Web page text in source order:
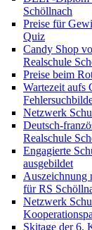
Schöllnach
Preise für
Quiz
Candy Shop
Realschule
Preise beim
Wartezeit aufs
Netzwerk
Deutsch-
Realschule
Engagierte
ausgebildet
Auszeichnung
für RS
Netzwerk
Skitage der 6.